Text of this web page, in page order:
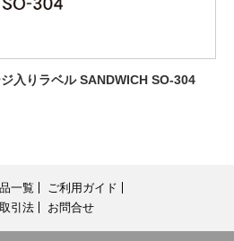
入りラベル SANDWICH SO-304
一覧
ご利用ガイド
引法
お問合せ